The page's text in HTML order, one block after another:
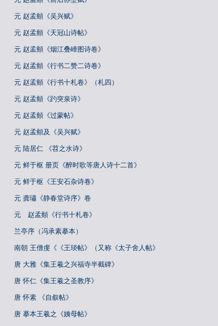
元 赵孟頫《吴兴赋》
元 赵孟頫《天冠山诗帖》
元 赵孟頫《烟江叠嶂图诗卷》
元 赵孟頫《行书二赞二诗卷》
元 赵孟頫《行书十札卷》（札四）
元 赵孟頫《趵突泉诗》
元 赵孟頫《过蒙帖》
元 赵孟頫及《吴兴赋》
元 陆居仁 《苕之水诗》
元 鲜于枢 册页《醉时歌等唐人诗十二首》
元 鲜于枢《王安石杂诗卷》
元 龚璛《静春堂诗序》卷
元 赵孟頫《行书十札卷》
兰亭序（冯承素摹本）
南朝 王僧虔《《王琰帖》（又称《太子舍人帖》
唐 大雅《集王羲之兴福寺半截碑》
唐 怀仁《集王羲之圣教序》
唐 怀素 《自叙帖》
唐 摹本王羲之《姨母帖》